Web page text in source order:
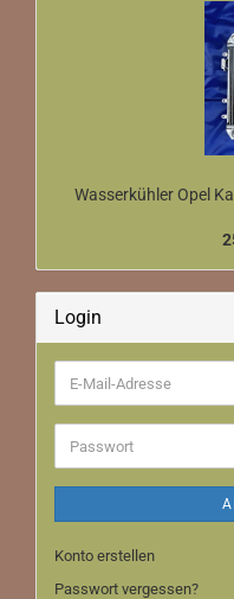
Wasserkühler Opel
Login
E-
Mail-
Adresse
Passwort
Konto erstellen
Passwort vergessen?